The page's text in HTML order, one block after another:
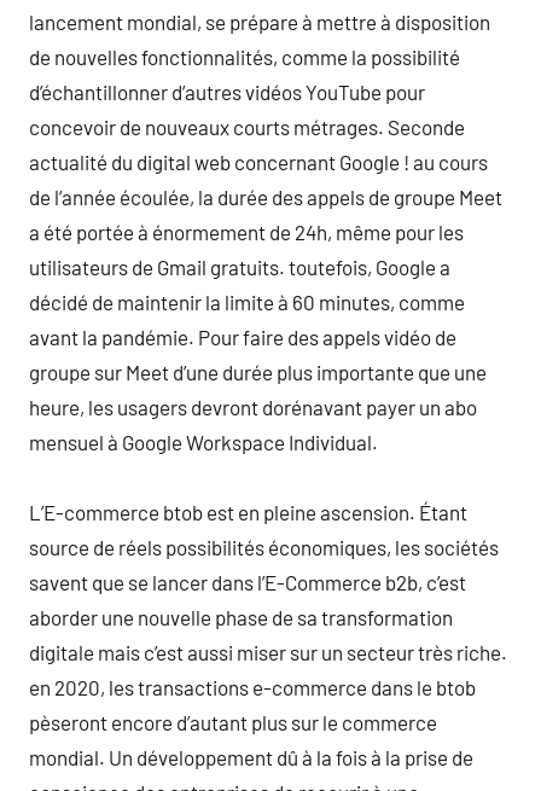
lancement mondial, se prépare à mettre à disposition
de nouvelles fonctionnalités, comme la possibilité
d’échantillonner d’autres vidéos YouTube pour
concevoir de nouveaux courts métrages. Seconde
actualité du digital web concernant Google ! au cours
de l’année écoulée, la durée des appels de groupe Meet
a été portée à énormement de 24h, même pour les
utilisateurs de Gmail gratuits. toutefois, Google a
décidé de maintenir la limite à 60 minutes, comme
avant la pandémie. Pour faire des appels vidéo de
groupe sur Meet d’une durée plus importante que une
heure, les usagers devront dorénavant payer un abo
mensuel à Google Workspace Individual.
L’E-commerce btob est en pleine ascension. Étant
source de réels possibilités économiques, les sociétés
savent que se lancer dans l’E-Commerce b2b, c’est
aborder une nouvelle phase de sa transformation
digitale mais c’est aussi miser sur un secteur très riche.
en 2020, les transactions e-commerce dans le btob
pèseront encore d’autant plus sur le commerce
mondial. Un développement dû à la fois à la prise de